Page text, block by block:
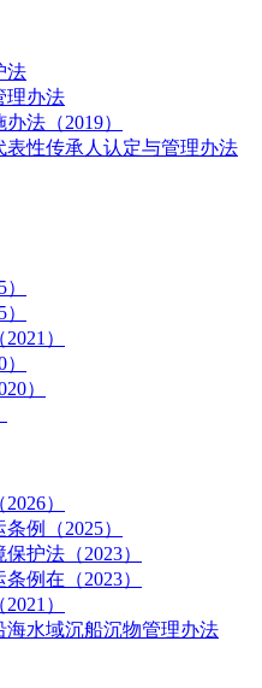
法
理办法
法（2019）
表性传承人认定与管理办法
）
）
）
例（2025）
护法（2023）
例在（2023）
）
水域沉船沉物管理办法